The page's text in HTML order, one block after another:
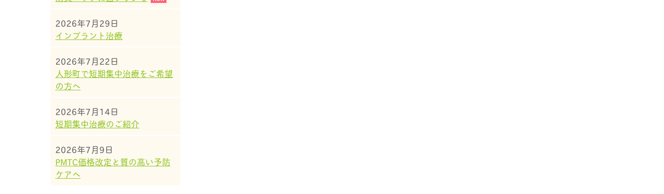
2026年7月29日
インプラント治療
2026年7月22日
人形町で短期集中治療をご希望
の方へ
2026年7月14日
短期集中治療のご紹介
2026年7月9日
PMTC価格改定と質の高い予防
ケアへ